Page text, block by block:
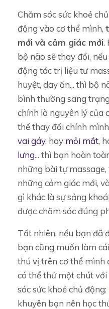
Chăm sóc sức khoẻ
động vào cơ thể mình,
mới và cảm giác mới.
bộ não sẽ thay đổi,
động tác trị liệu tư
huyệt, day ấn... thì bộ
bình thường sang
chính là nguyên lý của
thể thay đổi chính
vai gáy, hay mỏi mắt,
lưng... thì bạn hoàn
những bài tự
những cảm giác mới,
gì khác là sự sảng
được chăm sóc đúng
Tất nhiên, nếu bạn đã
bạn cũng muốn làm
thú vị trên cơ thể mình
có thể thử một chút
sóc sức khoẻ chủ động:
khuyên bạn nên học